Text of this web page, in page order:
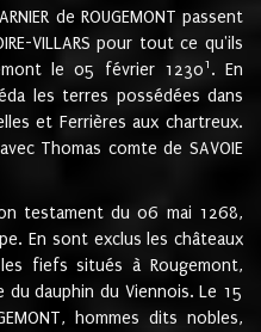
de ROUGEMONT passent
VILLARS pour tout ce qu'ils
le 05 février 12301 . En
les terres possédées dans
et Ferrières aux chartreux.
Thomas comte de SAVOIE
testament du 06 mai 1268,
En sont exclus les châteaux
fiefs situés à Rougemont,
dauphin du Viennois. Le 15
hommes dits nobles,